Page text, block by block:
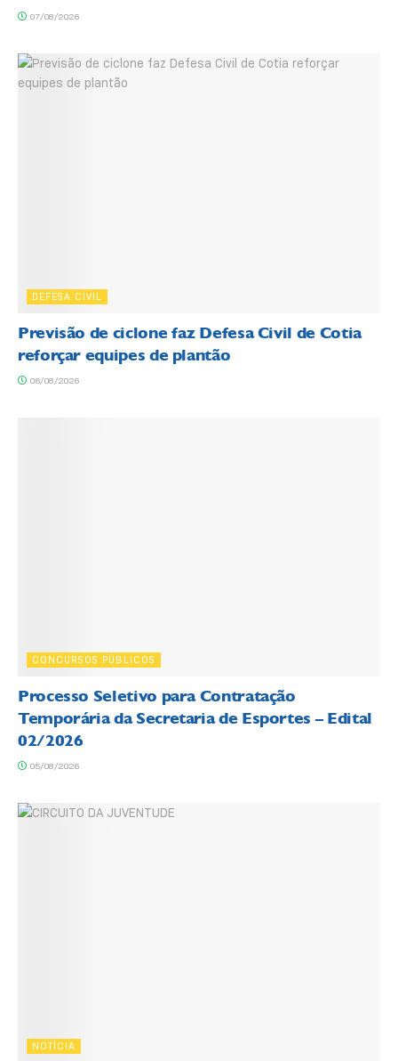
07/08/2026
DEFESA CIVIL
Previsão de ciclone faz Defesa Civil de Cotia
reforçar equipes de plantão
06/08/2026
CONCURSOS PÚBLICOS
Processo Seletivo para Contratação
Temporária da Secretaria de Esportes – Edital
02/2026
05/08/2026
NOTÍCIA